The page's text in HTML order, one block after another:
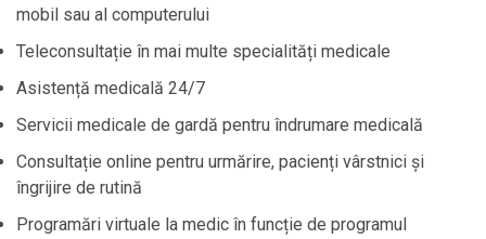
mobil sau al computerului
Teleconsultație în mai multe specialități medicale
Asistență medicală 24/7
Servicii medicale de gardă pentru îndrumare medicală
Consultație online pentru urmărire, pacienți vârstnici și
îngrijire de rutină
Programări virtuale la medic în funcție de programul